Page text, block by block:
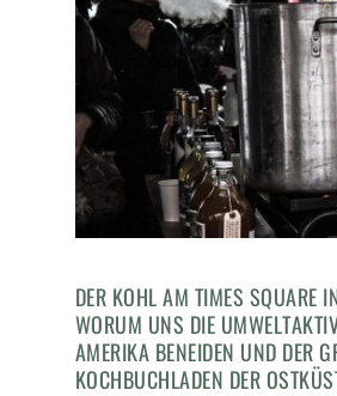
DER KOHL AM TIMES SQUARE
WORUM UNS DIE
AMERIKA BENEIDEN UND DER
OCHBUCHLADEN DER